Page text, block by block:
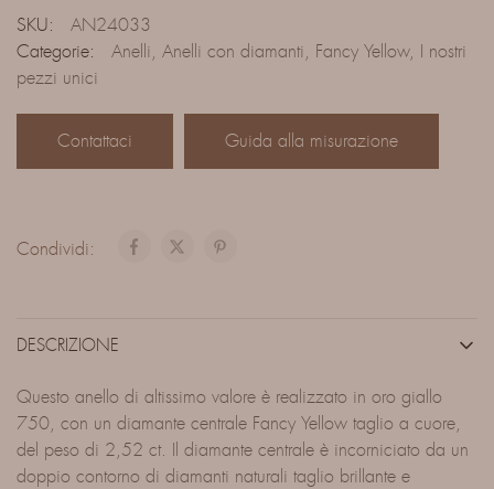
SKU:
AN24033
Categorie:
Anelli, Anelli con diamanti, Fancy Yellow, I nostri
pezzi unici
Contattaci Guida alla misurazione
Condividi:
DESCRIZIONE
Questo anello di altissimo valore è realizzato in oro giallo
750, con un diamante centrale Fancy Yellow taglio a cuore,
del peso di 2,52 ct. Il diamante centrale è incorniciato da un
doppio contorno di diamanti naturali taglio brillante e